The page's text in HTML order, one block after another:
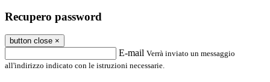
Recupero password
button close ×
E-mail Verrà inviato un messaggio
all'indirizzo indicato con le istruzioni necessarie.